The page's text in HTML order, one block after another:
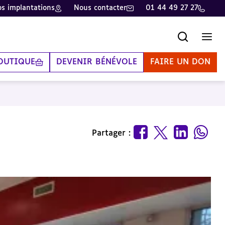
implantations Nous contacter 01 44 49 27 27
DEVENIR BÉNÉVOLE FAIRE UN DON
Partager :